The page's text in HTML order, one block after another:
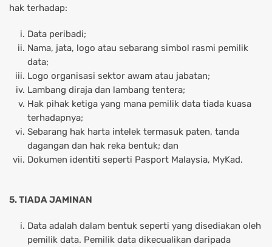
hak terhadap:
Data peribadi;
Nama, jata, logo atau sebarang simbol rasmi pemilik
data;
Logo organisasi sektor awam atau jabatan;
Lambang diraja dan lambang tentera;
Hak pihak ketiga yang mana pemilik data tiada kuasa
terhadapnya;
Sebarang hak harta intelek termasuk paten, tanda
dagangan dan hak reka bentuk; dan
Dokumen identiti seperti Pasport Malaysia, MyKad.
5. TIADA JAMINAN
Data adalah dalam bentuk seperti yang disediakan oleh
pemilik data. Pemilik data dikecualikan daripada